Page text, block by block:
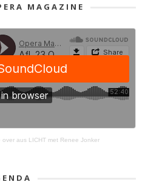
MAGAZINE
aus LICHT met Renee Jonker